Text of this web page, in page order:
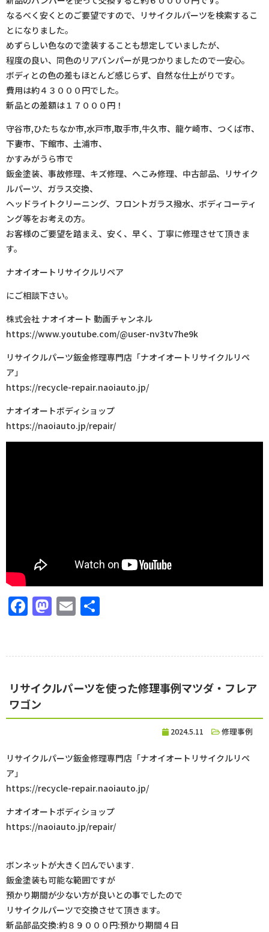
なるべく安くとのご要望ですので、リサイクルパーツを検索するこ
とになりました。
めずらしい色なので塗装することも想定していましたが、
程度の良い、同色のリアバンパーが見つかりましたので一安心。
ボディとの色の差もほとんど感じらず、自然な仕上がりです。
費用は約４３０００円でした。
新品との差額は１７０００円！
守谷市,ひたちなか市,水戸市,取手市,牛久市、龍ケ崎市、つくば市、
下妻市、下館市、土浦市、
かすみがうら市で
鈑金塗装、事故修理、キズ修理、へこみ修理、中古部品、リサイク
ルパーツ、ガラス交換、
ヘッドライトクリーニング、フロントガラス撥水、ボディコーティ
ング等をお考えの方。
お客様のご要望を踏まえ、安く、早く、丁寧に修理させて頂きま
す。
ナオイオートリサイクルリペア
にご相談下さい。
株式会社 ナオイオート 動画チャンネル
https://www.youtube.com/@user-nv3tv7he9k
リサイクルパーツ鈑金修理専門店「ナオイオートリサイクルリペ
ア」
https://recycle-repair.naoiauto.jp/
ナオイオートボディショップ
https://naoiauto.jp/repair/
Facebook
Mastodon
Email
リサイクルパーツを使った修理事例マツダ・フレア
ワゴン
2024.5.11 修理事例
リサイクルパーツ鈑金修理専門店「ナオイオートリサイクルリペ
ア」
https://recycle-repair.naoiauto.jp/
ナオイオートボディショップ
https://naoiauto.jp/repair/
ボンネットが大きく凹んでいます.
鈑金塗装も可能な範囲ですが
預かり期間が少ない方が良いとの事でしたので
リサイクルパーツで交換させて頂きます。
新品部品交換:約８９０００円:預かり期間４日